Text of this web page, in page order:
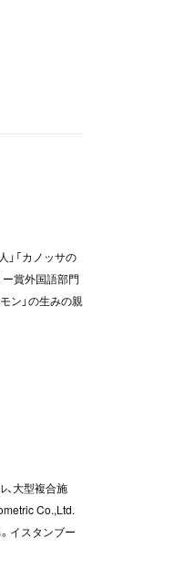
「カノッサの
ー賞外国語部門
ン」の生みの親
大型複合施
Co.,Ltd.
イスタンブー